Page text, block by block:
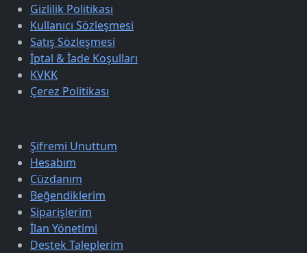
Gizlilik Politikası
Kullanıcı Sözleşmesi
Satış Sözleşmesi
İptal & İade Koşulları
KVKK
Çerez Politikası
Şifremi Unuttum
Hesabım
Cüzdanım
Beğendiklerim
Siparişlerim
İlan Yönetimi
Destek Taleplerim